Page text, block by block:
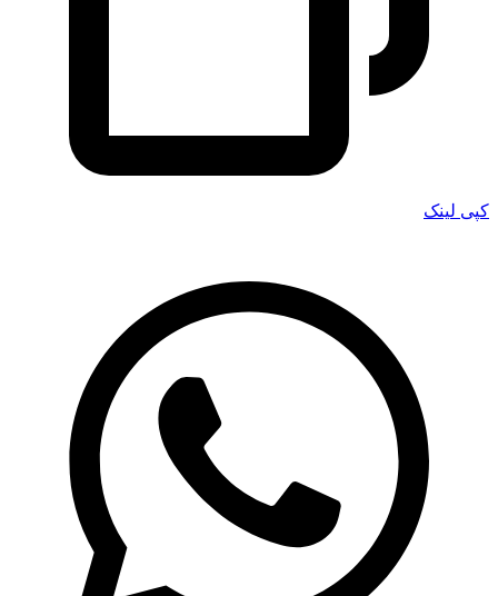
کپی لینک